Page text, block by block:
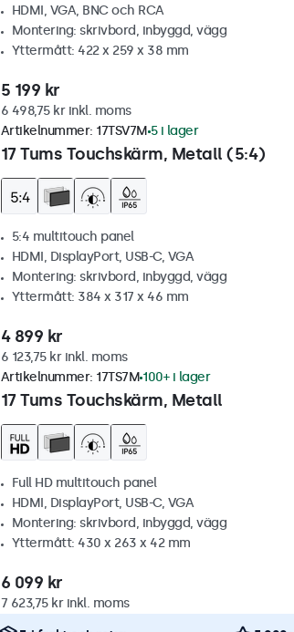
HDMI, VGA, BNC och RCA
Montering: skrivbord, inbyggd, vägg
Yttermått: 422 x 259 x 38 mm
5 199 kr
6 498,75 kr inkl. moms
17 Tums Touchskärm, Metall (5:4)
Artikelnummer: 17TSV7M 5 i lager
5:4 multitouch panel
HDMI, DisplayPort, USB-C, VGA
Montering: skrivbord, inbyggd, vägg
Yttermått: 384 x 317 x 46 mm
4 899 kr
6 123,75 kr inkl. moms
17 Tums Touchskärm, Metall
Artikelnummer: 17TS7M 100+ i lager
Full HD multitouch panel
HDMI, DisplayPort, USB-C, VGA
Montering: skrivbord, inbyggd, vägg
Yttermått: 430 x 263 x 42 mm
6 099 kr
7 623,75 kr inkl. moms